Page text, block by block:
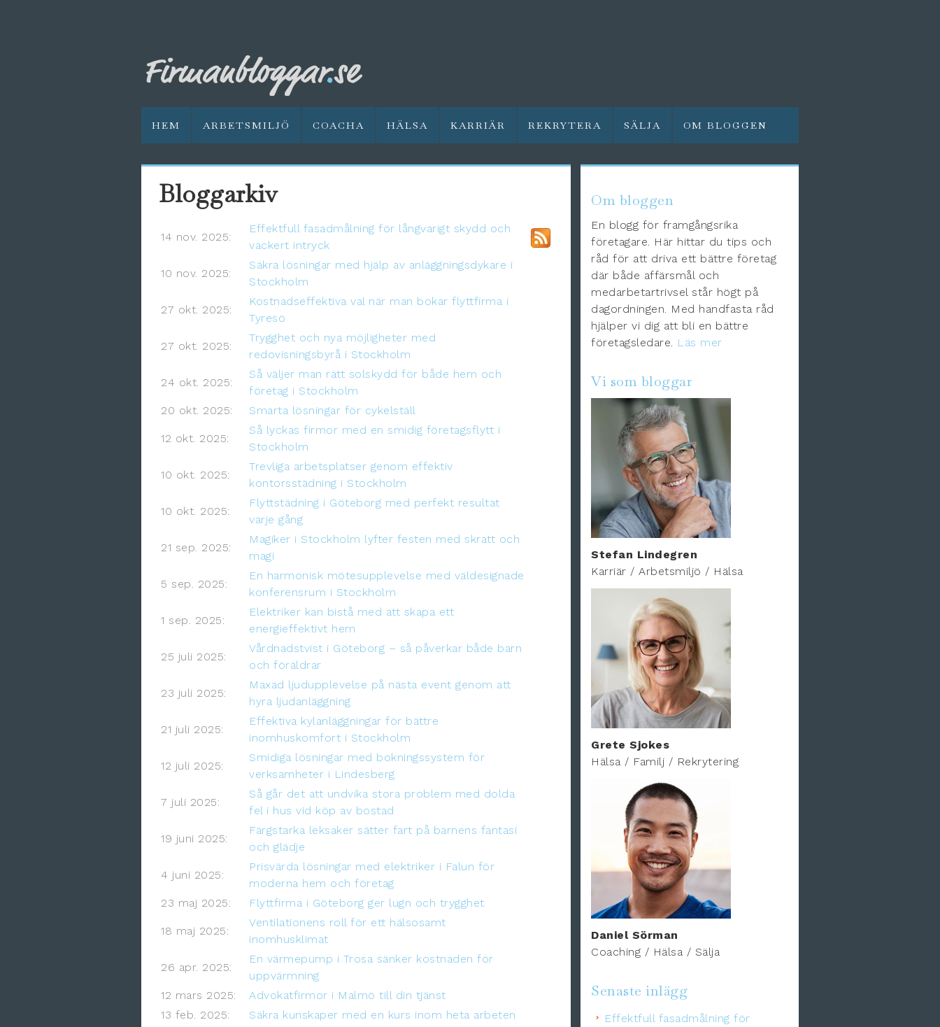
HEM ARBETSMILJÖ COACHA HÄLSA KARRIÄR REKRYTERA SÄLJA OM BLOGGEN
Bloggarkiv
14 nov. 2025:
Effektfull fasadmålning för långvarigt skydd och
vackert intryck
10 nov. 2025:
Säkra lösningar med hjälp av anläggningsdykare i
Stockholm
27 okt. 2025:
Kostnadseffektiva val när man bokar flyttfirma i
Tyresö
27 okt. 2025:
Trygghet och nya möjligheter med
redovisningsbyrå i Stockholm
24 okt. 2025:
Så väljer man rätt solskydd för både hem och
företag i Stockholm
20 okt. 2025:
Smarta lösningar för cykelställ
12 okt. 2025:
Så lyckas firmor med en smidig företagsflytt i
Stockholm
10 okt. 2025:
Trevliga arbetsplatser genom effektiv
kontorsstädning i Stockholm
10 okt. 2025:
Flyttstädning i Göteborg med perfekt resultat
varje gång
21 sep. 2025:
Magiker i Stockholm lyfter festen med skratt och
magi
5 sep. 2025:
En harmonisk mötesupplevelse med väldesignade
konferensrum i Stockholm
1 sep. 2025:
Elektriker kan bistå med att skapa ett
energieffektivt hem
25 juli 2025:
Vårdnadstvist i Göteborg – så påverkar både barn
och föräldrar
23 juli 2025:
Maxad ljudupplevelse på nästa event genom att
hyra ljudanläggning
21 juli 2025:
Effektiva kylanläggningar för bättre
inomhuskomfort i Stockholm
12 juli 2025:
Smidiga lösningar med bokningssystem för
verksamheter i Lindesberg
7 juli 2025:
Så går det att undvika stora problem med dolda
fel i hus vid köp av bostad
19 juni 2025:
Färgstarka leksaker sätter fart på barnens fantasi
och glädje
4 juni 2025:
Prisvärda lösningar med elektriker i Falun för
moderna hem och företag
23 maj 2025:
Flyttfirma i Göteborg ger lugn och trygghet
18 maj 2025:
Ventilationens roll för ett hälsosamt
inomhusklimat
26 apr. 2025:
En värmepump i Trosa sänker kostnaden för
uppvärmning
12 mars 2025:
Advokatfirmor i Malmö till din tjänst
13 feb. 2025:
Säkra kunskaper med en kurs inom heta arbeten
Om bloggen
En blogg för framgångsrika
företagare. Här hittar du tips och
råd för att driva ett bättre företag
där både affärsmål och
medarbetartrivsel står högt på
dagordningen. Med handfasta råd
hjälper vi dig att bli en bättre
företagsledare. Läs mer
Vi som bloggar
Stefan Lindegren
Karriär / Arbetsmiljö / Hälsa
Grete Sjokes
Hälsa / Familj / Rekrytering
Daniel Sörman
Coaching / Hälsa / Sälja
Senaste inlägg
Effektfull fasadmålning för